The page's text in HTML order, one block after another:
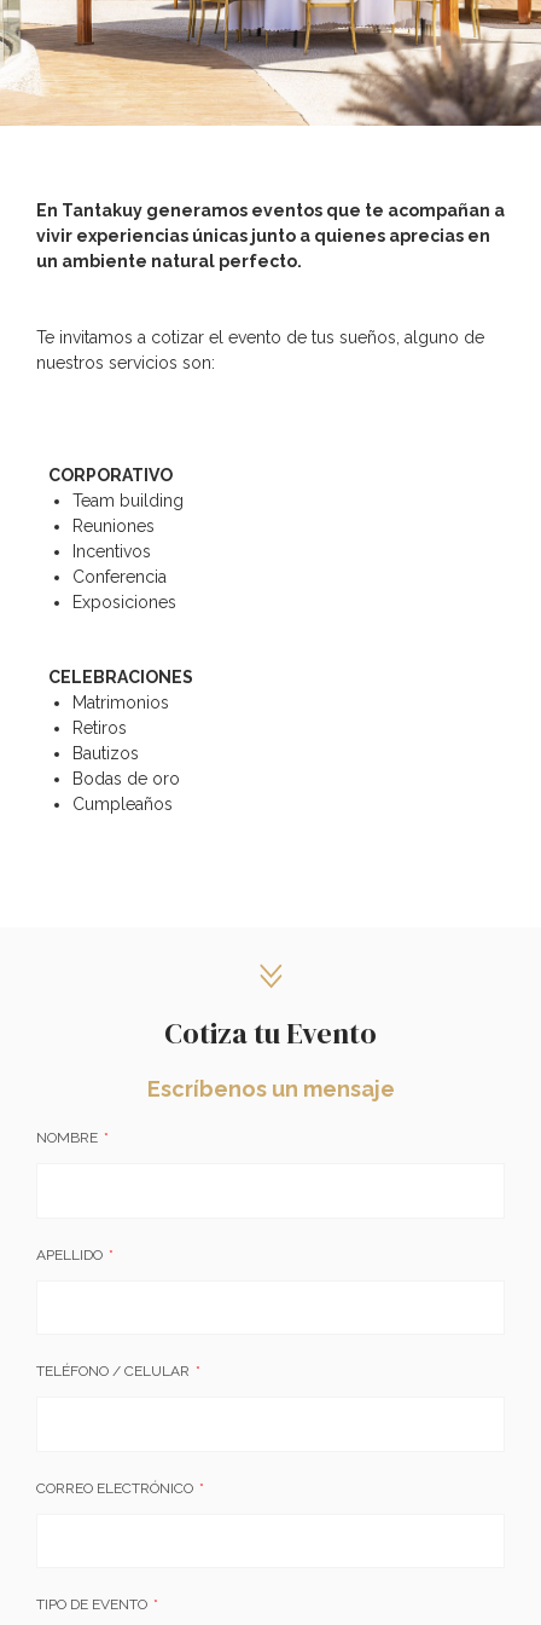
En Tantakuy generamos eventos que te acompañan a
vivir experiencias únicas junto a quienes aprecias en
un ambiente natural perfecto.
Te invitamos a cotizar el evento de tus sueños, alguno de
nuestros servicios son:
CORPORATIVO
Team building
Reuniones
Incentivos
Conferencia
Exposiciones
CELEBRACIONES
Matrimonios
Retiros
Bautizos
Bodas de oro
Cumpleaños
Cotiza tu Evento
Escríbenos un mensaje
NOMBRE
APELLIDO
TELÉFONO / CELULAR
CORREO ELECTRÓNICO
TIPO DE EVENTO